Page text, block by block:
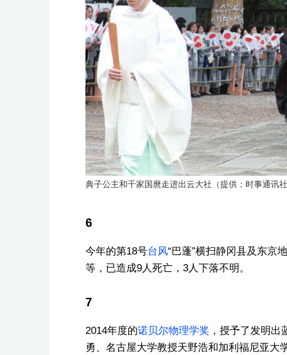
典子公主和千家国麿走进出云大社（提供：时事通讯社
6
今年的第18号台风“巴蓬”横扫静冈县及东京
等，已造成9人死亡，3人下落不明。
7
2014年度的诺贝尔物理学奖 ，授予了发明
勇、名古屋大学教授天野浩和加利福尼亚大